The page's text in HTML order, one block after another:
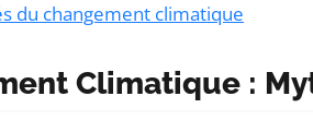
du changement climatique
Climatique :